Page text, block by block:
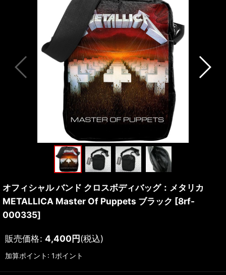
オフィシャル バンド クロスボディバッグ：メタリカ
METALLICA Master Of Puppets ブラック [8rf-
000335]
販売価格: 4,400円(税込)
加算ポイント: 1ポイント